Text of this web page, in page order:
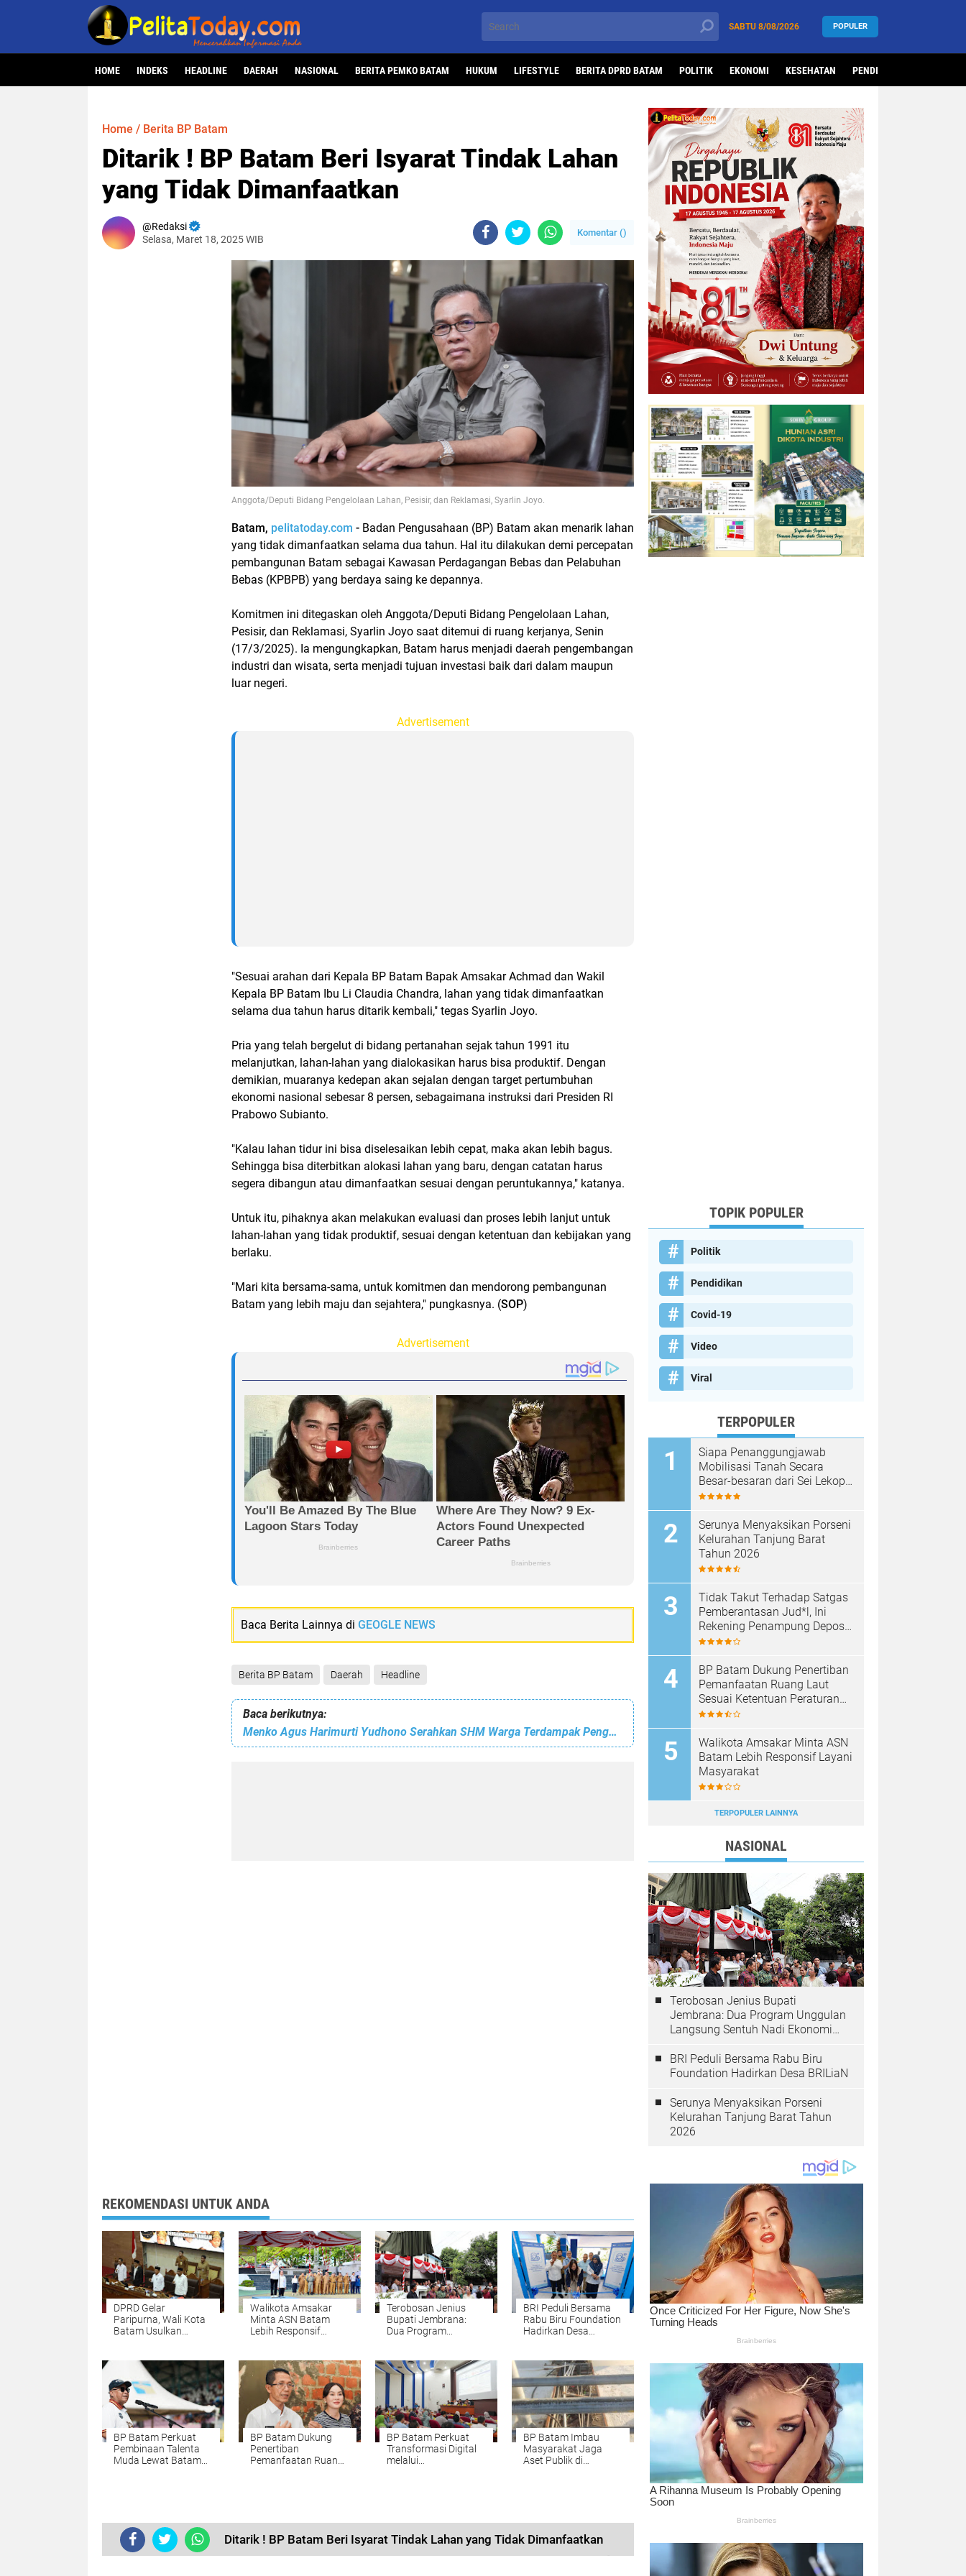
SABTU 8/08/2026 POPULER
HOME INDEKS HEADLINE DAERAH NASIONAL BERITA PEMKO BATAM HUKUM LIFESTYLE BERITA DPRD BATAM POLITIK EKONOMI KESEHATAN PENDIDIKAN
Home / Berita BP Batam
Ditarik ! BP Batam Beri Isyarat Tindak Lahan
yang Tidak Dimanfaatkan
Redaksi
Selasa, Maret 18, 2025 WIB
Komentar ()
Anggota/Deputi Bidang Pengelolaan Lahan, Pesisir, dan Reklamasi, Syarlin Joyo.
Batam, pelitatoday.com - Badan Pengusahaan (BP) Batam akan menarik lahan
yang tidak dimanfaatkan selama dua tahun. Hal itu dilakukan demi percepatan
pembangunan Batam sebagai Kawasan Perdagangan Bebas dan Pelabuhan
Bebas (KPBPB) yang berdaya saing ke depannya.
Komitmen ini ditegaskan oleh Anggota/Deputi Bidang Pengelolaan Lahan,
Pesisir, dan Reklamasi, Syarlin Joyo saat ditemui di ruang kerjanya, Senin
(17/3/2025). Ia mengungkapkan, Batam harus menjadi daerah pengembangan
industri dan wisata, serta menjadi tujuan investasi baik dari dalam maupun
luar negeri.
Advertisement
"Sesuai arahan dari Kepala BP Batam Bapak Amsakar Achmad dan Wakil
Kepala BP Batam Ibu Li Claudia Chandra, lahan yang tidak dimanfaatkan
selama dua tahun harus ditarik kembali," tegas Syarlin Joyo.
Pria yang telah bergelut di bidang pertanahan sejak tahun 1991 itu
melanjutkan, lahan-lahan yang dialokasikan harus bisa produktif. Dengan
demikian, muaranya kedepan akan sejalan dengan target pertumbuhan
ekonomi nasional sebesar 8 persen, sebagaimana instruksi dari Presiden RI
Prabowo Subianto.
"Kalau lahan tidur ini bisa diselesaikan lebih cepat, maka akan lebih bagus.
Sehingga bisa diterbitkan alokasi lahan yang baru, dengan catatan harus
segera dibangun atau dimanfaatkan sesuai dengan peruntukannya," katanya.
Untuk itu, pihaknya akan melakukan evaluasi dan proses lebih lanjut untuk
lahan-lahan yang tidak produktif, sesuai dengan ketentuan dan kebijakan yang
berlaku.
"Mari kita bersama-sama, untuk komitmen dan mendorong pembangunan
Batam yang lebih maju dan sejahtera," pungkasnya. (SOP)
Advertisement
Baca Berita Lainnya di GEOGLE NEWS
Berita BP Batam Daerah Headline
Baca berikutnya:
Menko Agus Harimurti Yudhono Serahkan SHM Warga Terdampak Pengembangan Kawasan Terpadu Rempang Eco-City
REKOMENDASI UNTUK ANDA
DPRD Gelar
Paripurna, Wali Kota
Batam Usulkan
Walikota Amsakar
Minta ASN Batam
Lebih Responsif
Terobosan Jenius
Bupati Jembrana:
Dua Program
dan Kesehatan
Masyarakat
BRI Peduli Bersama
Rabu Biru Foundation
Hadirkan Desa
BP Batam Perkuat
Pembinaan Talenta
Muda Lewat Batam
BP Batam Dukung
Penertiban
Pemanfaatan Ruang
BP Batam Perkuat
Transformasi Digital
melalui
BP Batam Imbau
Masyarakat Jaga
Aset Publik di
Ditarik ! BP Batam Beri Isyarat Tindak Lahan yang Tidak Dimanfaatkan
TOPIK POPULER
Politik
Pendidikan
Covid-19
Video
Viral
TERPOPULER
Siapa Penanggungjawab
Mobilisasi Tanah Secara
Besar-besaran dari Sei Lekop
ke Marina Sekupang Batam?
Serunya Menyaksikan Porseni
Kelurahan Tanjung Barat
Tahun 2026
Tidak Takut Terhadap Satgas
Pemberantasan Jud*l, Ini
Rekening Penampung Deposit
di Situs MENARA4D
BP Batam Dukung Penertiban
Pemanfaatan Ruang Laut
Sesuai Ketentuan Peraturan
Perundang-undangan
Walikota Amsakar Minta ASN
Batam Lebih Responsif Layani
Masyarakat
TERPOPULER LAINNYA
NASIONAL
Terobosan Jenius Bupati
Jembrana: Dua Program Unggulan
Langsung Sentuh Nadi Ekonomi
BRI Peduli Bersama Rabu Biru
Foundation Hadirkan Desa BRILiaN
Serunya Menyaksikan Porseni
Kelurahan Tanjung Barat Tahun
2026